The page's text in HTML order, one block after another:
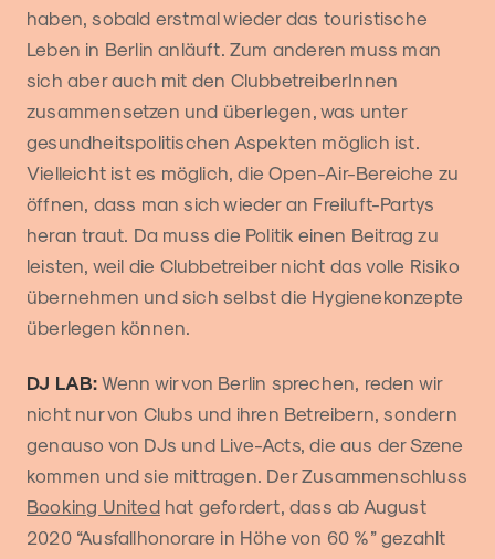
haben, sobald erstmal wieder das touristische
Leben in Berlin anläuft. Zum anderen muss man
sich aber auch mit den ClubbetreiberInnen
zusammensetzen und überlegen, was unter
gesundheitspolitischen Aspekten möglich ist.
Vielleicht ist es möglich, die Open-Air-Bereiche zu
öffnen, dass man sich wieder an Freiluft-Partys
heran traut. Da muss die Politik einen Beitrag zu
leisten, weil die Clubbetreiber nicht das volle Risiko
übernehmen und sich selbst die Hygienekonzepte
überlegen können.
DJ LAB: Wenn wir von Berlin sprechen, reden wir
nicht nur von Clubs und ihren Betreibern, sondern
genauso von DJs und Live-Acts, die aus der Szene
kommen und sie mittragen. Der Zusammenschluss
Booking Unitedhat gefordert, dass ab August
2020 “Ausfallhonorare in Höhe von 60 %” gezahlt